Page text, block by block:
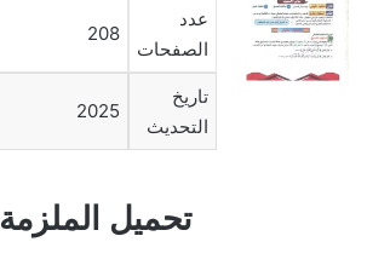
عدد
الصفحات
208
تاريخ
التحديث
2025
تحميل الملزمة